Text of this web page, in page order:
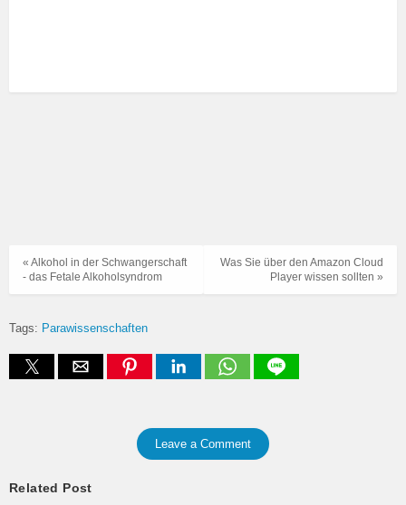
Was Sie über den Amazon Cloud
Player wissen sollten »
« Alkohol in der Schwangerschaft
- das Fetale Alkoholsyndrom
Tags: Parawissenschaften
Leave a Comment
Related Post